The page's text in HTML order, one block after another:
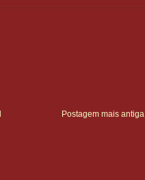
Postagem mais antiga